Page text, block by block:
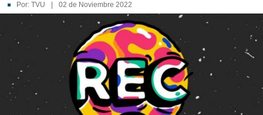
Por: TVU 02 de Noviembre 2022